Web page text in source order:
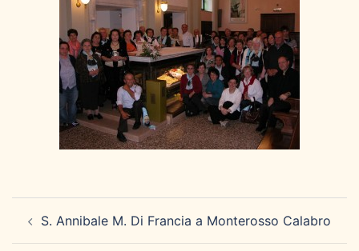
articolo
S. Annibale M. Di Francia a Monterosso Calabro